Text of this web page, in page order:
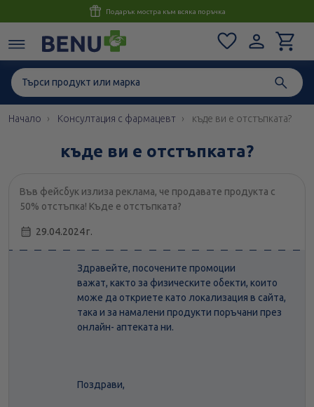
Консултация с магистър-фармацевт до 1 час
Начало Консултация с фармацевт къде ви е отстъпката?
къде ви е отстъпката?
Във фейсбук излиза реклама, че продавате продукта с
50% отстъпка! Къде е отстъпката?
29.04.2024 г.
Здравейте, посочените промоции
важат, както за физическите обекти, които
може да откриете като локализация в сайта,
така и за намалени продукти поръчани през
онлайн- аптеката ни.
Поздрави,